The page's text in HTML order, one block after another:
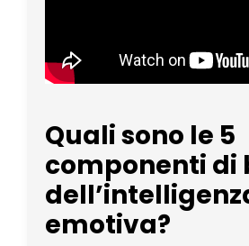
Quali sono le 5
componenti di
emotiva?